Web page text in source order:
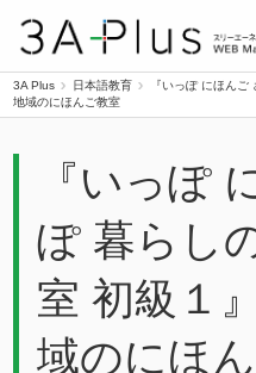
3A Plus 日本語教育
『いっぽ にほん
地域のにほんご教室
『いっぽ
ぽ 暮らし
室 初級１
域のにほ